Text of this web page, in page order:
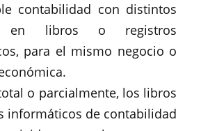
contabilidad con distintos
en libros o registros
para el mismo negocio o
o parcialmente, los libros
informáticos de contabilidad